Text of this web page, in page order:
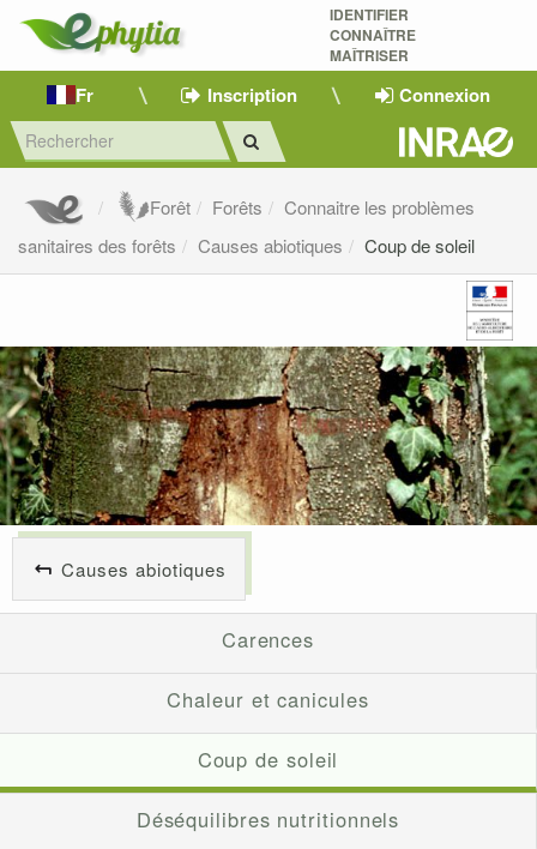
IDENTIFIER
CONNAÎTRE
MAÎTRISER
Fr Inscription Connexion
Forêt Forêts
Connaitre les problèmes
sanitaires des forêts
Causes abiotiques Coup de soleil
Causes abiotiques
Carences
Chaleur et canicules
Coup de soleil
Déséquilibres nutritionnels